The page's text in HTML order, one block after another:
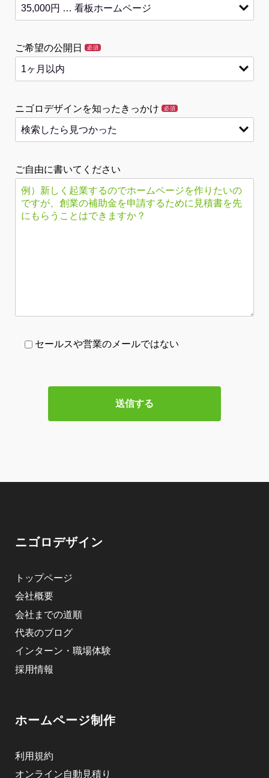
ご希望の公開日 必須
ニゴロデザインを知ったきっかけ 必須
ご自由に書いてください
セールスや営業のメールではない
ニゴロデザイン
トップページ
会社概要
会社までの道順
代表のブログ
インターン・職場体験
採用情報
ホームページ制作
利用規約
オンライン自動見積り